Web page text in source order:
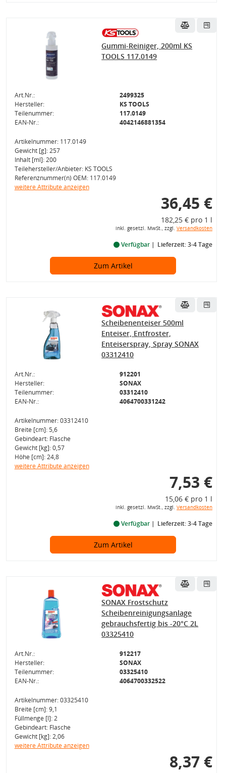
Gummi-Reiniger, 200ml KS
TOOLS 117.0149
Art.Nr.:
2499325
Hersteller:
KS TOOLS
Teilenummer:
117.0149
EAN-Nr.:
4042146881354
Artikelnummer: 117.0149
Gewicht [g]: 257
Inhalt [ml]: 200
Teilehersteller/Anbieter: KS TOOLS
Referenznummer(n) OEM: 117.0149
weitere Attribute anzeigen
36,45 €
182,25 € pro 1 l
inkl. gesetzl. MwSt., zzgl. Versandkosten
Verfügbar Lieferzeit: 3-4 Tage
Zum Artikel
Scheibenenteiser 500ml
Enteiser, Entfroster,
Enteiserspray, Spray SONAX
03312410
Art.Nr.:
912201
Hersteller:
SONAX
Teilenummer:
03312410
EAN-Nr.:
4064700331242
Artikelnummer: 03312410
Breite [cm]: 5,6
Gebindeart: Flasche
Gewicht [kg]: 0,57
Höhe [cm]: 24,8
weitere Attribute anzeigen
7,53 €
15,06 € pro 1 l
inkl. gesetzl. MwSt., zzgl. Versandkosten
Verfügbar Lieferzeit: 3-4 Tage
Zum Artikel
SONAX Frostschutz
Scheibenreinigungsanlage
gebrauchsfertig bis -20°C 2L
03325410
Art.Nr.:
912217
Hersteller:
SONAX
Teilenummer:
03325410
EAN-Nr.:
4064700332522
Artikelnummer: 03325410
Breite [cm]: 9,1
Füllmenge [l]: 2
Gebindeart: Flasche
Gewicht [kg]: 2,06
weitere Attribute anzeigen
8,37 €